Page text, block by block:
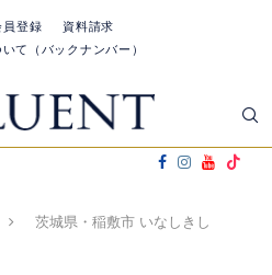
登録
資料請求
て（バックナンバー）
茨城県・稲敷市 いなしきし